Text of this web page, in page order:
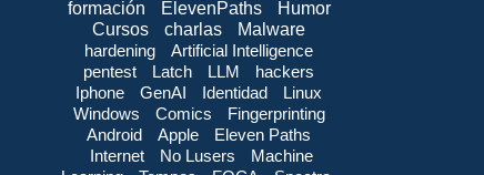
formación
ElevenPaths
Humor
Cursos
charlas
Malware
hardening
Artificial Intelligence
pentest
Latch LLM
hackers
Iphone
GenAI Identidad
Linux
Windows
Comics
Fingerprinting
Android
Apple
Eleven Paths
Internet
No Lusers
Machine